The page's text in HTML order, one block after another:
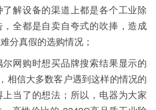
了解设备的渠道上都是各个工业除
全都是自卖自夸式的吹捧，造成
分真假的选购情况；
购时想买品牌搜索结果显示的
相信大多数客户遇到这样的情况的
当了的想法；所以，电器为大家